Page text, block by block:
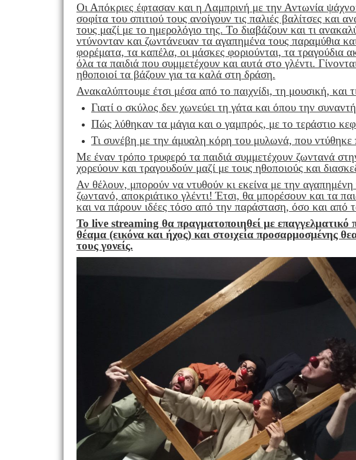
Οι Απόκριες έφτασαν και η Λαμπρινή με την Αντωνία
σοφίτα του σπιτιού τους ανοίγουν τις παλιές βαλίτσες
τους μαζί με το ημερολόγιο της. Το διαβάζουν και τι
ντύνονταν και ζωντάνευαν τα αγαπημένα τους παραμύθια
φορέματα, τα καπέλα, οι μάσκες φοριούνται, τα τραγούδια
όλα τα παιδιά που συμμετέχουν και αυτά στο γλέντι.
ηθοποιοί τα βάζουν για τα καλά στη δράση.
Ανακαλύπτουμε έτσι μέσα από το παιχνίδι, τη μουσική, και
Γιατί ο σκύλος δεν χωνεύει τη γάτα και όπου την
Πώς λύθηκαν τα μάγια και ο γαμπρός, με το τεράστιο
Τι συνέβη με την άμυαλη κόρη του μυλωνά, που ντύθηκε
Με έναν τρόπο τρυφερό τα παιδιά συμμετέχουν ζωντανά
χορεύουν και τραγουδούν μαζί με τους ηθοποιούς και
Αν θέλουν, μπορούν να ντυθούν κι εκείνα με την
ζωντανό, αποκριάτικο γλέντι! Έτσι, θα μπορέσουν και τα
και να πάρουν ιδέες τόσο από την παράσταση, όσο και από
Το live streaming θα πραγματοποιηθεί με επαγγελματικό
θέαμα (εικόνα και ήχος) και στοιχεία προσαρμοσμένης
τους γονείς.